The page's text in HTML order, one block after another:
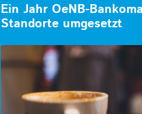
Ein Jahr OeNB-
Standorte umgesetzt